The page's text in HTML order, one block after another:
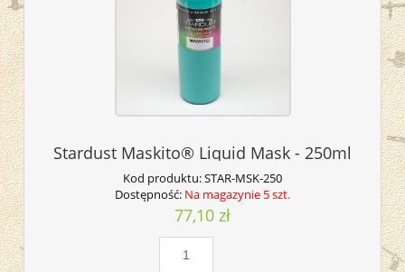
Stardust Maskito® Liquid Mask - 250ml
Kod produktu:STAR-MSK-250
Dostępność: Na magazynie 5 szt.
77,10 zł